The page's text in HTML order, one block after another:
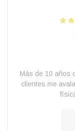
Más de 10 años
clientes me